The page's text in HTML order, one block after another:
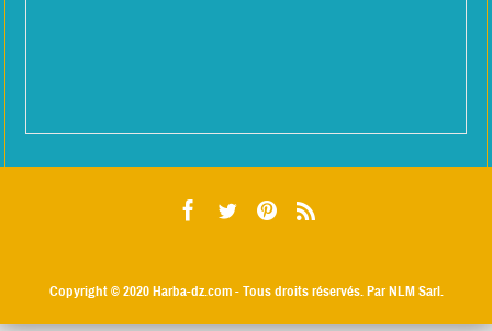
Copyright © 2020Harba-dz.com- Tous droits réservés. Par NLM Sarl.